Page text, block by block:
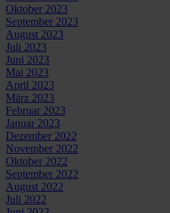
Oktober 2023
September 2023
August 2023
Juli 2023
Juni 2023
Mai 2023
April 2023
März 2023
Februar 2023
Januar 2023
Dezember 2022
November 2022
Oktober 2022
September 2022
August 2022
Juli 2022